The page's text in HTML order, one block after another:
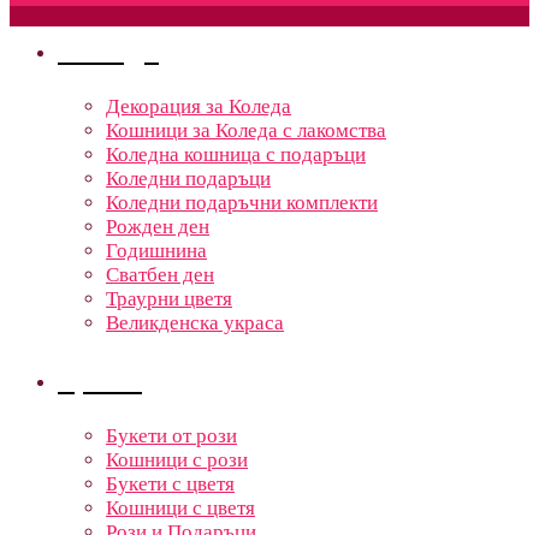
Декорация за Коледа
Кошници за Коледа с лакомства
Коледна кошница с подаръци
Коледни подаръци
Коледни подаръчни комплекти
Рожден ден
Годишнина
Сватбен ден
Траурни цветя
Великденска украса
Букети от рози
Кошници с рози
Букети с цветя
Кошници с цветя